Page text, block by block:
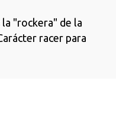
la "rockera" de la
racer para